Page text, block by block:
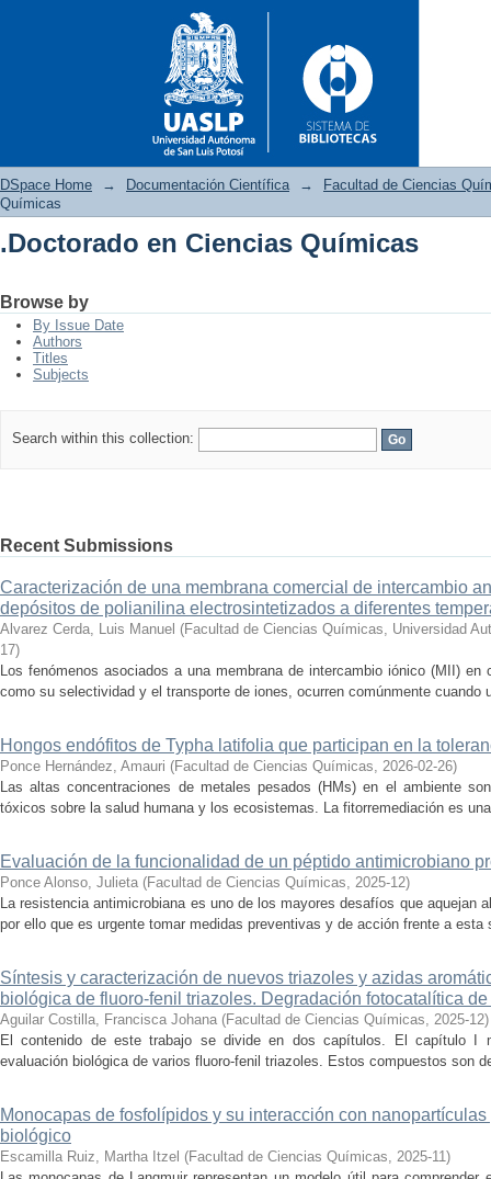
.Doctorado en Ciencias
DSpace Home → Documentación Científica →
Facultad de Ciencias
Químicas
.Doctorado en Ciencias Químicas
Browse by
By Issue Date
Authors
Titles
Subjects
Search within this collection:
Recent Submissions
Caracterización de una membrana comercial de intercambio
depósitos de polianilina electrosintetizados a diferentes
Alvarez Cerda, Luis Manuel (Facultad de Ciencias Químicas, Universidad
17)
Los fenómenos asociados a una membrana de intercambio iónico (MII)
como su selectividad y el transporte de iones, ocurren comúnmente cuando
Hongos endófitos de Typha latifolia que participan en la
Ponce Hernández, Amauri (Facultad de Ciencias Químicas, 2026-02-26)
Las altas concentraciones de metales pesados (HMs) en el ambiente
tóxicos sobre la salud humana y los ecosistemas. La fitorremediación es
Evaluación de la funcionalidad de un péptido antimicrobiano
Ponce Alonso, Julieta (Facultad de Ciencias Químicas, 2025-12)
La resistencia antimicrobiana es uno de los mayores desafíos que aquejan
por ello que es urgente tomar medidas preventivas y de acción frente a
Síntesis y caracterización de nuevos triazoles y azidas
biológica de fluoro-fenil triazoles. Degradación fotocatalítica
Aguilar Costilla, Francisca Johana (Facultad de Ciencias Químicas, 2025-12)
El contenido de este trabajo se divide en dos capítulos. El capítulo I
evaluación biológica de varios fluoro-fenil triazoles. Estos compuestos son
Monocapas de fosfolípidos y su interacción con
biológico
Escamilla Ruiz, Martha Itzel (Facultad de Ciencias Químicas, 2025-11)